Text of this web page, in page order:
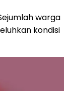
warga
kondisi